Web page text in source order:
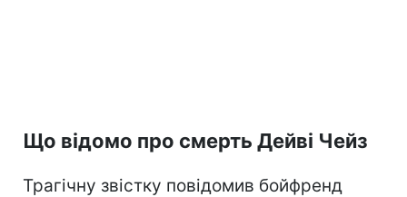
Що відомо про смерть Дейві Чейз
Трагічну звістку повідомив бойфренд